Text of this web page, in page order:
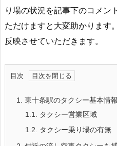
り場の状況を記事下のコメン
ただけますと大変助かります
反映させていただきます。
目次
1.
東十条駅のタクシー基本情報
1.1.
タクシー営業区域
1.2.
タクシー乗り場の有無